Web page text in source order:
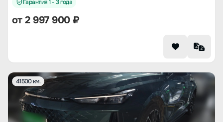
Гарантия 1 - 3 года
от2 997 900₽
41500 км.